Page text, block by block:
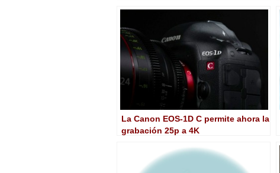
La Canon EOS-1D C permite ahora la
grabación 25p a 4K